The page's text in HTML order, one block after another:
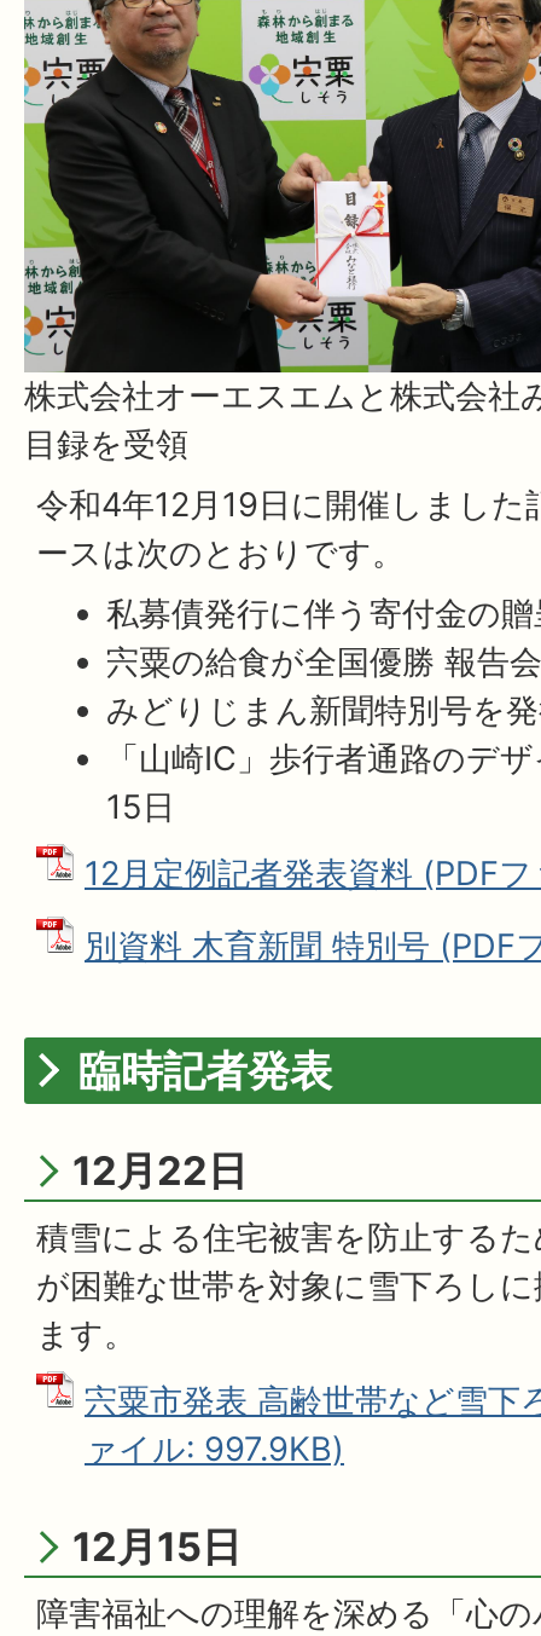
株式会社オーエスエムと株式会社
目録を受領
令和4年12月19日に開催しました
ースは次のとおりです。
私募債発行に伴う寄付金の
宍粟の給食が全国優勝 報告
みどりじまん新聞特別号を
「山崎IC」歩行者通路のデ
15日
12月定例記者発表資料 (PDF
別資料 木育新聞 特別号 (PDF
臨時記者発表
12月22日
積雪による住宅被害を防止する
が困難な世帯を対象に雪下ろし
ます。
宍粟市発表 高齢世帯など雪下
ァイル: 997.9KB)
12月15日
障害福祉への理解を深める「心